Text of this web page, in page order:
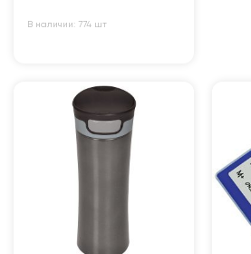
В наличии: 774 шт